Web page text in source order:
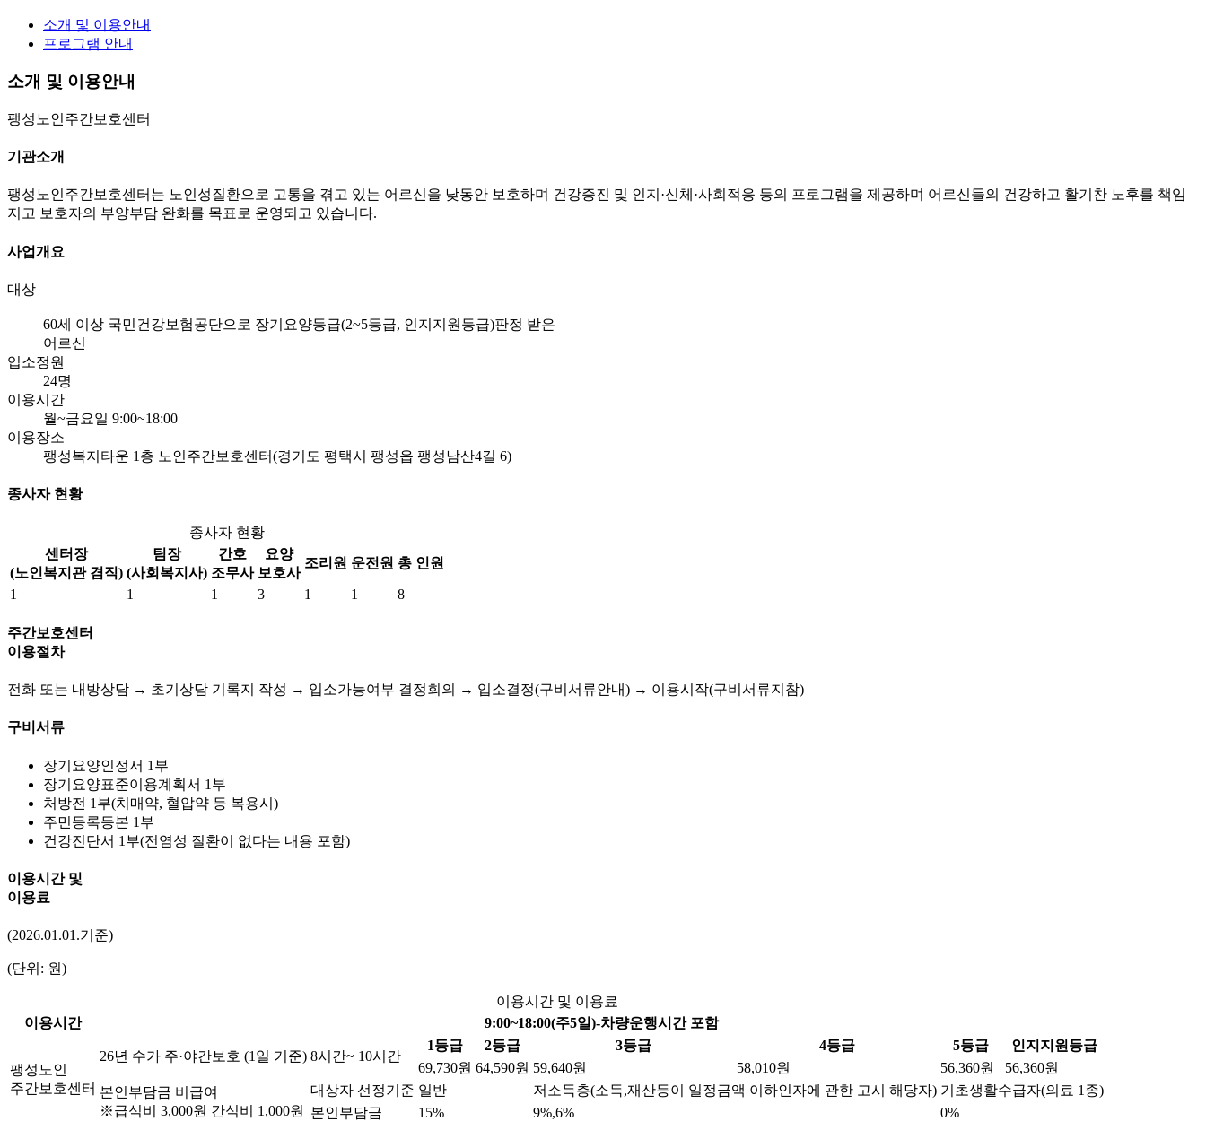
소개 및 이용안내
프로그램 안내
소개 및 이용안내
팽성노인주간보호센터
기관소개
팽성노인주간보호센터는 노인성질환으로 고통을 겪고 있는 어르신을 낮동안 보호하며 건강증진 및 인지·신체·사회적응 등의 프로그램을 제공하며 어르신들의 건강하고 활기찬 노후를 책임
지고 보호자의 부양부담 완화를 목표로 운영되고 있습니다.
사업개요
대상
60세 이상 국민건강보험공단으로 장기요양등급(2~5등급, 인지지원등급)판정 받은
어르신
입소정원
24명
이용시간
월~금요일 9:00~18:00
이용장소
팽성복지타운 1층 노인주간보호센터(경기도 평택시 팽성읍 팽성남산4길 6)
종사자 현황
종사자 현황
센터장
(노인복지관 겸직)
팀장
(사회복지사)
간호
조무사
요양
보호사
조리원 운전원 총 인원
1 1 1 3 1 1 8
주간보호센터
이용절차
전화 또는 내방상담 → 초기상담 기록지 작성 → 입소가능여부 결정회의 → 입소결정(구비서류안내) → 이용시작(구비서류지참)
구비서류
장기요양인정서 1부
장기요양표준이용계획서 1부
처방전 1부(치매약, 혈압약 등 복용시)
주민등록등본 1부
건강진단서 1부(전염성 질환이 없다는 내용 포함)
이용시간 및
이용료
(2026.01.01.기준)
(단위: 원)
이용시간 및 이용료
이용시간
9:00~18:00(주5일)-차량운행시간 포함
팽성노인
주간보호센터
26년 수가 주·야간보호 (1일 기준) 8시간~ 10시간
1등급 2등급 3등급 4등급 5등급
인지지원등급
69,730원 64,590원 59,640원 58,010원 56,360원
56,360원
본인부담금 비급여
※급식비 3,000원 간식비 1,000원
대상자 선정기준 일반 저소득층(소득,재산등이 일정금액 이하인자에 관한 고시 해당자) 기초생활수급자(의료 1종)
본인부담금
15% 9%,6% 0%